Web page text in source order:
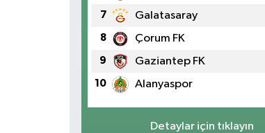
7 Galatasaray
8 Çorum FK
9 Gaziantep FK
10 Alanyaspor
Detaylar için tıklayın